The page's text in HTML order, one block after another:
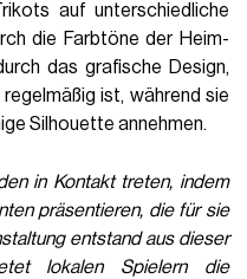
auf unterschiedliche
die Farbtöne der Heim-
das grafische Design,
ist, während sie
Silhouette annehmen.
in Kontakt treten, indem
präsentieren, die für sie
entstand aus dieser
lokalen Spielern die